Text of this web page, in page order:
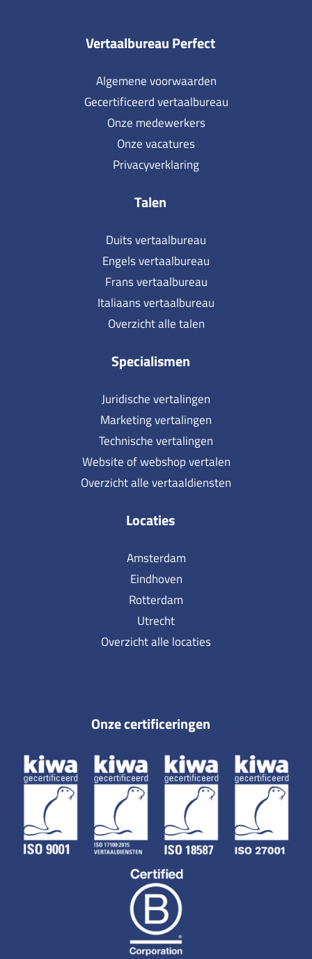
Vertaalbureau Perfect
Algemene voorwaarden
Gecertificeerd vertaalbureau
Onze medewerkers
Onze vacatures
Privacyverklaring
Talen
Duits vertaalbureau
Engels vertaalbureau
Frans vertaalbureau
Italiaans vertaalbureau
Overzicht alle talen
Specialismen
Juridische vertalingen
Marketing vertalingen
Technische vertalingen
Website of webshop vertalen
Overzicht alle vertaaldiensten
Locaties
Amsterdam
Eindhoven
Rotterdam
Utrecht
Overzicht alle locaties
Onze certificeringen